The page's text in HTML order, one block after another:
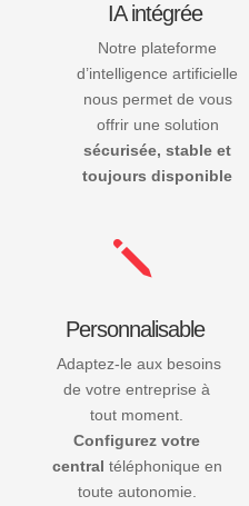
IA intégrée
Notre plateforme
d’intelligence artificielle
nous permet de vous
offrir une solution
sécurisée, stable et
toujours disponible
j
Personnalisable
Adaptez-le aux besoins
de votre entreprise à
tout moment.
Configurez votre
central téléphonique en
toute autonomie.